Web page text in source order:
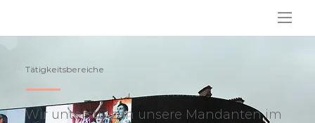
Tätigkeitsbereiche
Wir unterstützen unsere Mandanten im